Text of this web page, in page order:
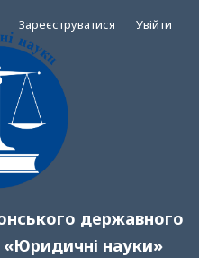
державного
«Юридичні науки»
Зареєструватися Увійти